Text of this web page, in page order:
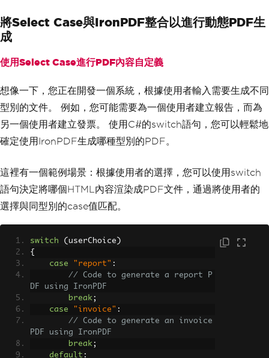
將Select Case與IronPDF整合以進行動態PDF生
成
使用Select Case進行PDF內容自定義
想像一下，您正在開發一個系統，根據使用者輸入需要生成不同
型別的文件。 例如，您可能需要為一個使用者建立報告，而為
另一個使用者建立發票。 使用C#的switch語句，您可以輕鬆地
確定使用IronPDF生成哪種型別的PDF。
這裡有一個範例場景：根據使用者的選擇，您可以使用switch
語句決定將哪個HTML內容渲染成PDF文件，通過將使用者的
選擇與同型別的case值匹配。
switch ( userChoice )
{
case
"report" :
// Code to generate a report P
DF using IronPDF
break;
case
"invoice" :
// Code to generate an invoice
PDF using IronPDF
break;
default :